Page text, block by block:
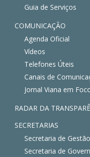
Guia de Serviços
COMUNICAÇÃO
Agenda Oficial
Vídeos
Telefones Úteis
Canais de
Jornal Viana em
RADAR DA
SECRETARIAS
Secretaria de
Secretaria de